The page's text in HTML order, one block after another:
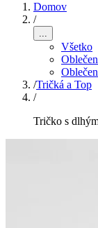
Domov
/
...
Všetko
/Tričká a Top
/
Tričko s